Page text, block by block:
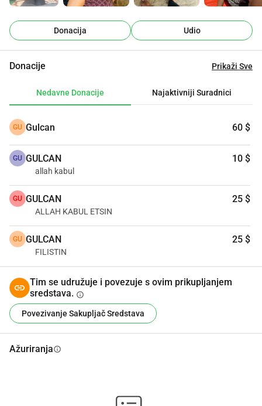
Donacija Udio
Donacije Prikaži Sve
Nedavne Donacije Najaktivniji Suradnici
GU Gulcan 60 $
GU GULCAN 10 $
allah kabul
GU GULCAN 25 $
ALLAH KABUL ETSIN
GU GULCAN 25 $
FILISTIN
Tim se udružuje i povezuje s ovim prikupljanjem
sredstava. info
Povezivanje Sakupljač Sredstava
Ažuriranjainfo